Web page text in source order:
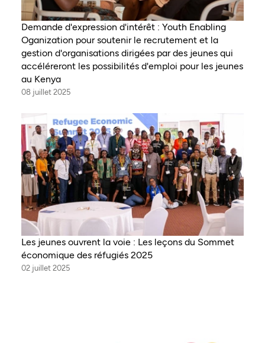
Demande d'expression d'intérêt : Youth Enabling
Oganization pour soutenir le recrutement et la
gestion d'organisations dirigées par des jeunes qui
accéléreront les possibilités d'emploi pour les jeunes
au Kenya
08 juillet 2025
Les jeunes ouvrent la voie : Les leçons du Sommet
économique des réfugiés 2025
02 juillet 2025